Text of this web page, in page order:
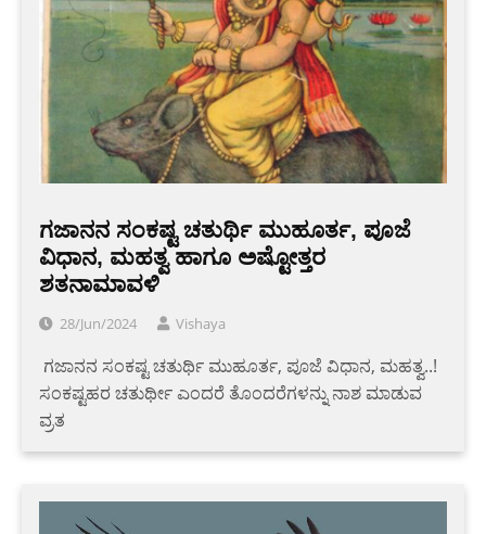
ಗಜಾನನ ಸಂಕಷ್ಟ ಚತುರ್ಥಿ ಮುಹೂರ್ತ, ಪೂಜೆ
ವಿಧಾನ, ಮಹತ್ವ ಹಾಗೂ ಅಷ್ಟೋತ್ತರ
ಶತನಾಮಾವಳಿ
28/Jun/2024 Vishaya
‌ ಗಜಾನನ ಸಂಕಷ್ಟ ಚತುರ್ಥಿ ಮುಹೂರ್ತ, ಪೂಜೆ ವಿಧಾನ, ಮಹತ್ವ..!
ಸಂಕಷ್ಟಹರ ಚತುರ್ಥೀ ಎಂದರೆ ತೊಂದರೆಗಳನ್ನು ನಾಶ ಮಾಡುವ
ವ್ರತ